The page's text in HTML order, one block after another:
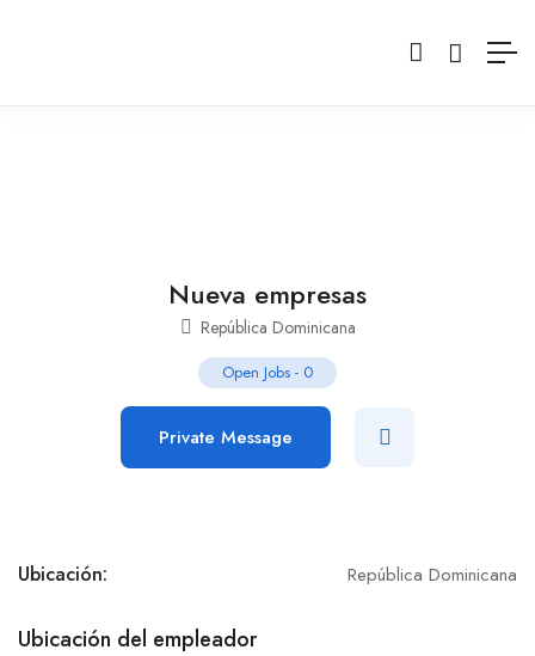
Nueva empresas
República Dominicana
Open Jobs - 0
Private Message
Ubicación: República Dominicana
Ubicación del empleador